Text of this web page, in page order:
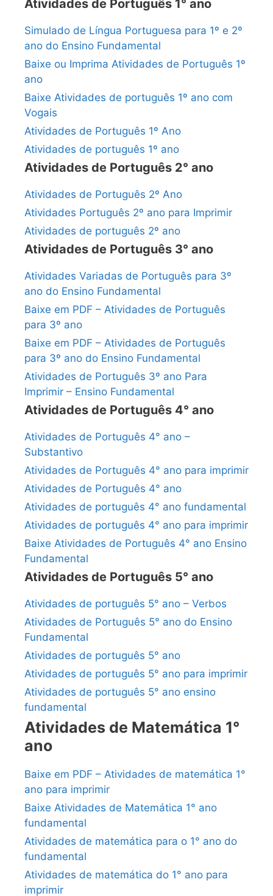
Atividades de Português 1° ano
Simulado de Língua Portuguesa para 1º e 2º
ano do Ensino Fundamental
Baixe ou Imprima Atividades de Português 1º
ano
Baixe Atividades de português 1º ano com
Vogais
Atividades de Português 1º Ano
Atividades de português 1º ano
Atividades de Português 2° ano
Atividades de Português 2º Ano
Atividades Português 2º ano para Imprimir
Atividades de português 2º ano
Atividades de Português 3° ano
Atividades Variadas de Português para 3º
ano do Ensino Fundamental
Baixe em PDF – Atividades de Português
para 3º ano
Baixe em PDF – Atividades de Português
para 3º ano do Ensino Fundamental
Atividades de Português 3º ano Para
Imprimir – Ensino Fundamental
Atividades de Português 4° ano
Atividades de Português 4° ano –
Substantivo
Atividades de Português 4° ano para imprimir
Atividades de Português 4° ano
Atividades de português 4° ano fundamental
Atividades de português 4° ano para imprimir
Baixe Atividades de Português 4° ano Ensino
Fundamental
Atividades de Português 5° ano
Atividades de português 5° ano – Verbos
Atividades de Português 5° ano do Ensino
Fundamental
Atividades de português 5° ano
Atividades de português 5° ano para imprimir
Atividades de português 5° ano ensino
fundamental
Atividades de Matemática 1°
ano
Baixe em PDF – Atividades de matemática 1°
ano para imprimir
Baixe Atividades de Matemática 1° ano
fundamental
Atividades de matemática para o 1° ano do
fundamental
Atividades de matemática do 1° ano para
imprimir